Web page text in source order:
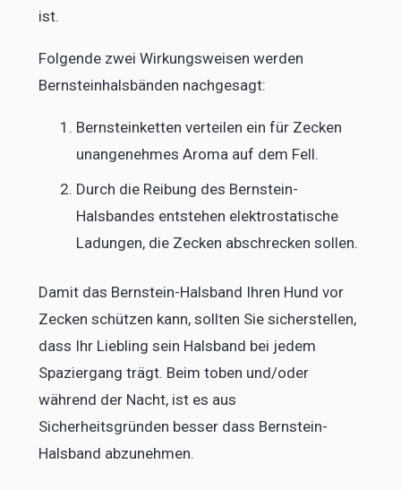
ist.
Folgende zwei Wirkungsweisen werden
Bernsteinhalsbänden nachgesagt:
Bernsteinketten verteilen ein für Zecken
unangenehmes Aroma auf dem Fell.
Durch die Reibung des Bernstein-
Halsbandes entstehen elektrostatische
Ladungen, die Zecken abschrecken sollen.
Damit das Bernstein-Halsband Ihren Hund vor
Zecken schützen kann, sollten Sie sicherstellen,
dass Ihr Liebling sein Halsband bei jedem
Spaziergang trägt. Beim toben und/oder
während der Nacht, ist es aus
Sicherheitsgründen besser dass Bernstein-
Halsband abzunehmen.